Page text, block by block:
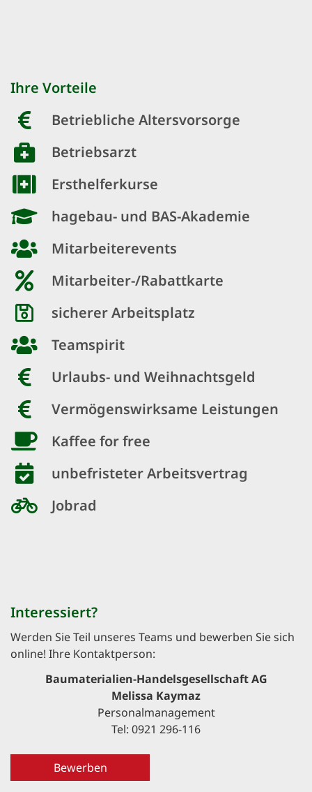
Ihre Vorteile
Betriebliche Altersvorsorge
Betriebsarzt
Ersthelferkurse
hagebau- und BAS-Akademie
Mitarbeiterevents
Mitarbeiter-/Rabattkarte
sicherer Arbeitsplatz
Teamspirit
Urlaubs- und Weihnachtsgeld
Vermögenswirksame Leistungen
Kaffee for free
unbefristeter Arbeitsvertrag
Jobrad
Interessiert?
Werden Sie Teil unseres Teams und bewerben Sie sich
online! Ihre Kontaktperson:
Baumaterialien-Handelsgesellschaft AG
Melissa Kaymaz
Personalmanagement
Tel: 0921 296-116
Bewerben